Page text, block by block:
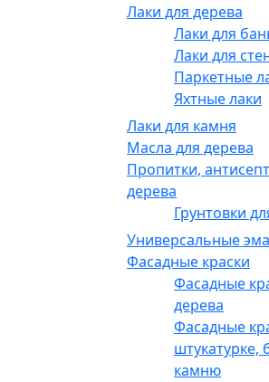
Лаки для дерева
Лаки для
Лаки для
Паркетные
Яхтные лаки
Лаки для камня
Масла для дерева
Пропитки,
дерева
Грунтовки
Универсальные
Фасадные краски
Фасадные
дерева
Фасадные
штукатурке,
камню